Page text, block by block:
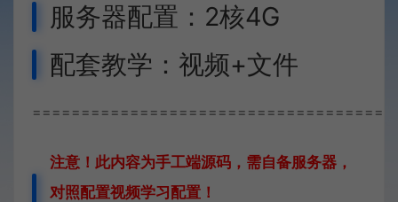
服务器配置：2核4G
配套教学：视频+文件
注意！此内容为手工端源码，需自备服务器，
对照配置视频学习配置！